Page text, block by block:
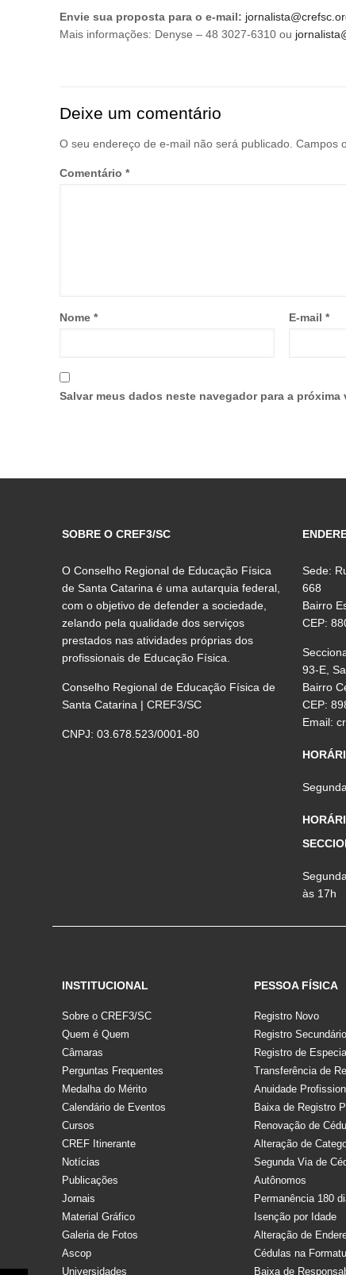
Envie sua proposta para o e-mail:
Mais informações: Denyse – 48 3027-6310 ou
Deixe um comentário
O seu endereço de e-mail não será publicado. Campos
Comentário *
Nome * E-mail *
Salvar meus dados neste navegador para a próxima
SOBRE O CREF3/SC
O Conselho Regional de Educação Física
de Santa Catarina é uma autarquia federal,
com o objetivo de defender a sociedade,
zelando pela qualidade dos serviços
prestados nas atividades próprias dos
profissionais de Educação Física.
Conselho Regional de Educação Física de
Santa Catarina | CREF3/SC
CNPJ: 03.678.523/0001-80
Sede:
668
Bairro
CEP:
93-E,
Bairro
CEP:
Email:
às 17h
INSTITUCIONAL
Sobre o CREF3/SC
Quem é Quem
Câmaras
Perguntas Frequentes
Medalha do Mérito
Calendário de Eventos
Cursos
CREF Itinerante
Notícias
Publicações
Jornais
Material Gráfico
Galeria de Fotos
Ascop
Universidades
PESSOA FÍSICA
Registro Novo
Registro Secundário
Registro de
Transferência de
Anuidade
Baixa de Registro
Renovação de
Alteração de
Segunda Via de
Autônomos
Permanência 180
Isenção por Idade
Alteração de
Cédulas na
Baixa de